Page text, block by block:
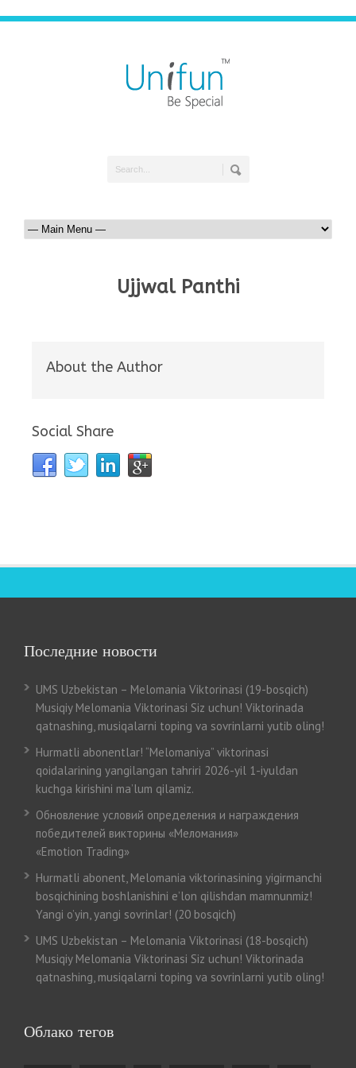
Ujjwal Panthi
About the Author
Social Share
Последние новости
UMS Uzbekistan – Melomania Viktorinasi (19-bosqich)
Musiqiy Melomania Viktorinasi Siz uchun! Viktorinada
qatnashing, musiqalarni toping va sovrinlarni yutib oling!
Hurmatli abonentlar! “Melomaniya” viktorinasi
qoidalarining yangilangan tahriri 2026-yil 1-iyuldan
kuchga kirishini ma’lum qilamiz.
Обновление условий определения и награждения
победителей викторины «Меломания»
«Emotion Trading»
Hurmatli abonent, Melomania viktorinasining yigirmanchi
bosqichining boshlanishini e’lon qilishdan mamnunmiz!
Yangi o’yin, yangi sovrinlar! (20 bosqich)
UMS Uzbekistan – Melomania Viktorinasi (18-bosqich)
Musiqiy Melomania Viktorinasi Siz uchun! Viktorinada
qatnashing, musiqalarni toping va sovrinlarni yutib oling!
Облако тегов